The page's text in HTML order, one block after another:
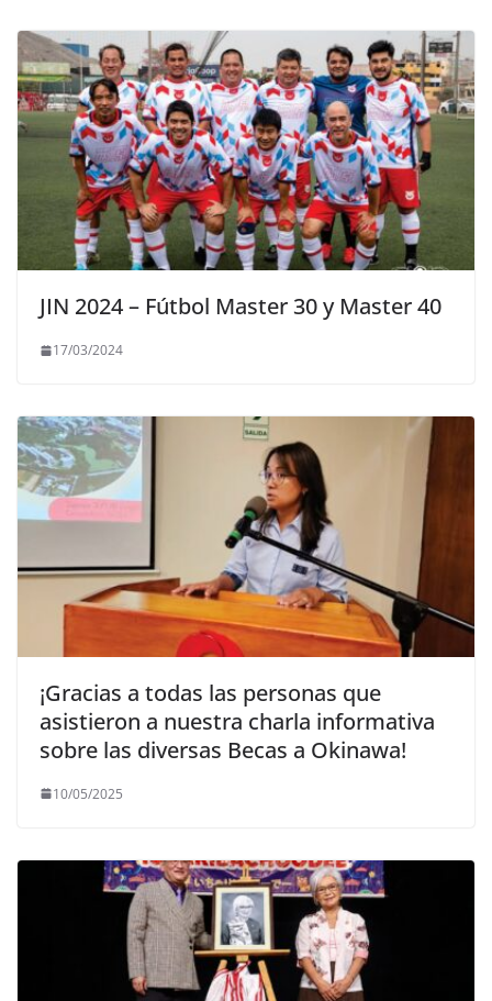
JIN 2024 – Fútbol Master 30 y Master 40
17/03/2024
¡Gracias a todas las personas que
asistieron a nuestra charla informativa
sobre las diversas Becas a Okinawa!
10/05/2025